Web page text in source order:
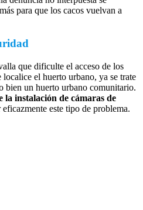
para que los cacos vuelvan a
que dificulte el acceso de los
localice el huerto urbano, ya se trate
bien un huerto urbano comunitario.
la instalación de cámaras de
este tipo de problema.